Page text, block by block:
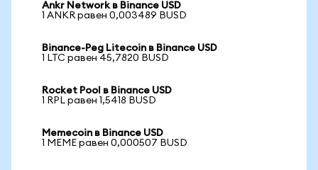
Ankr Network в Binance USD
1 ANKR равен 0,003489 BUSD
Binance-Peg Litecoin в Binance USD
1 LTC равен 45,7820 BUSD
Rocket Pool в Binance USD
1 RPL равен 1,5418 BUSD
Memecoin в Binance USD
1 MEME равен 0,000507 BUSD